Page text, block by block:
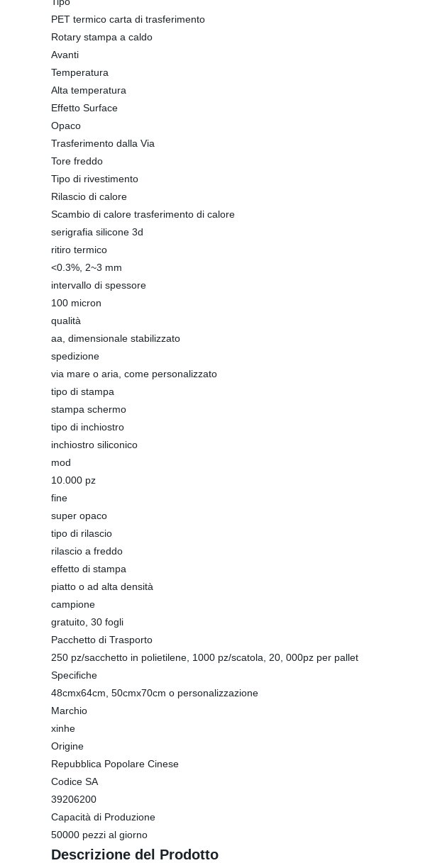
PET termico carta di trasferimento
Rotary stampa a caldo
Avanti
Temperatura
Alta temperatura
Effetto Surface
Opaco
Trasferimento dalla Via
Tore freddo
Tipo di rivestimento
Rilascio di calore
Scambio di calore trasferimento di calore
serigrafia silicone 3d
ritiro termico
<0.3%, 2~3 mm
intervallo di spessore
100 micron
qualità
aa, dimensionale stabilizzato
spedizione
via mare o aria, come personalizzato
tipo di stampa
stampa schermo
tipo di inchiostro
inchiostro siliconico
mod
10.000 pz
fine
super opaco
tipo di rilascio
rilascio a freddo
effetto di stampa
piatto o ad alta densità
campione
gratuito, 30 fogli
Pacchetto di Trasporto
250 pz/sacchetto in polietilene, 1000 pz/scatola, 20, 000pz per pallet
Specifiche
48cmx64cm, 50cmx70cm o personalizzazione
Marchio
xinhe
Origine
Repubblica Popolare Cinese
Codice SA
39206200
Capacità di Produzione
50000 pezzi al giorno
Descrizione del Prodotto